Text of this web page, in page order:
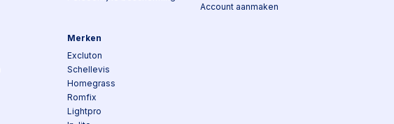
Merken
Excluton
Schellevis
Homegrass
Romfix
Lightpro
Account aanmaken